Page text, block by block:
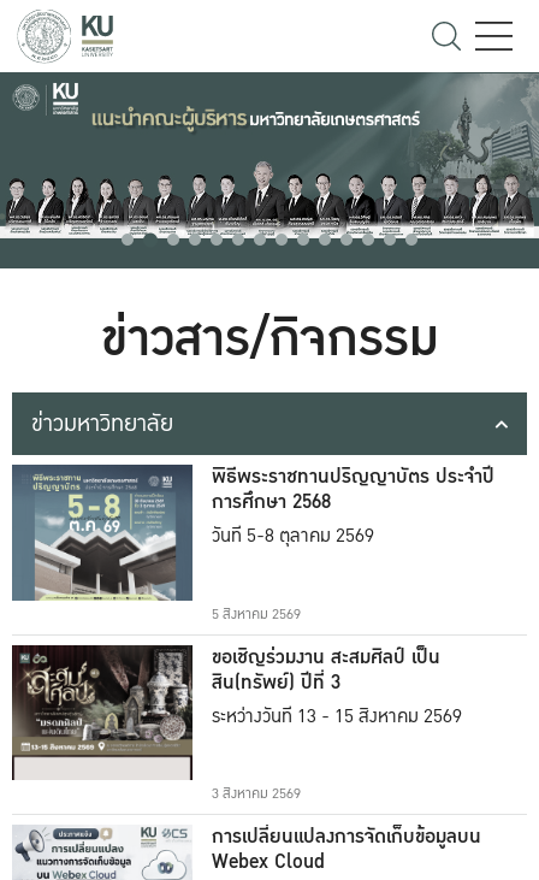
ข่าวสาร/กิจกรรม
ข่าวมหาวิทยาลัย
พิธีพระราชทานปริญญาบัตร ประจำปี
การศึกษา 2568
วันที่ 5-8 ตุลาคม 2569
5 สิงหาคม 2569
ขอเชิญร่วมงาน สะสมศิลป์ เป็น
สิน(ทรัพย์) ปีที่ 3
ระหว่างวันที่ 13 - 15 สิงหาคม 2569
3 สิงหาคม 2569
การเปลี่ยนแปลงการจัดเก็บข้อมูลบน
Webex Cloud